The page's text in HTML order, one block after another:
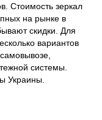
Стоимость зеркал
на рынке в
скидки. Для
вариантов
системы.
Украины.